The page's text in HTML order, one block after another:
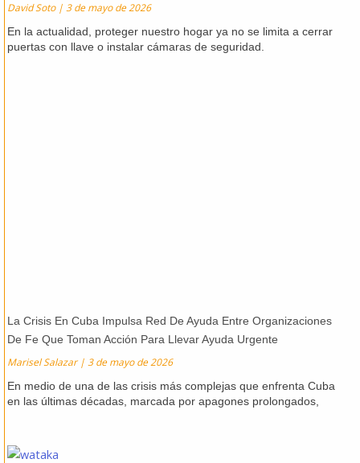
David Soto 3 de mayo de 2026
En la actualidad, proteger nuestro hogar ya no se limita a cerrar
puertas con llave o instalar cámaras de seguridad.
La Crisis En Cuba Impulsa Red De Ayuda Entre Organizaciones
De Fe Que Toman Acción Para Llevar Ayuda Urgente
Marisel Salazar 3 de mayo de 2026
En medio de una de las crisis más complejas que enfrenta Cuba
en las últimas décadas, marcada por apagones prolongados,